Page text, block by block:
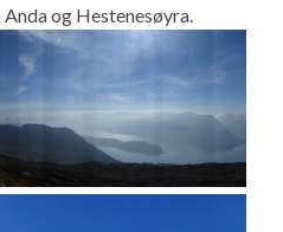
og Hestenesøyra.